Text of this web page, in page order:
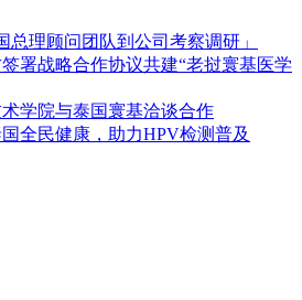
总理顾问团队到公司考察调研」
署战略合作协议共建“老挝寰基医学
学院与泰国寰基洽谈合作
全民健康，助力HPV检测普及